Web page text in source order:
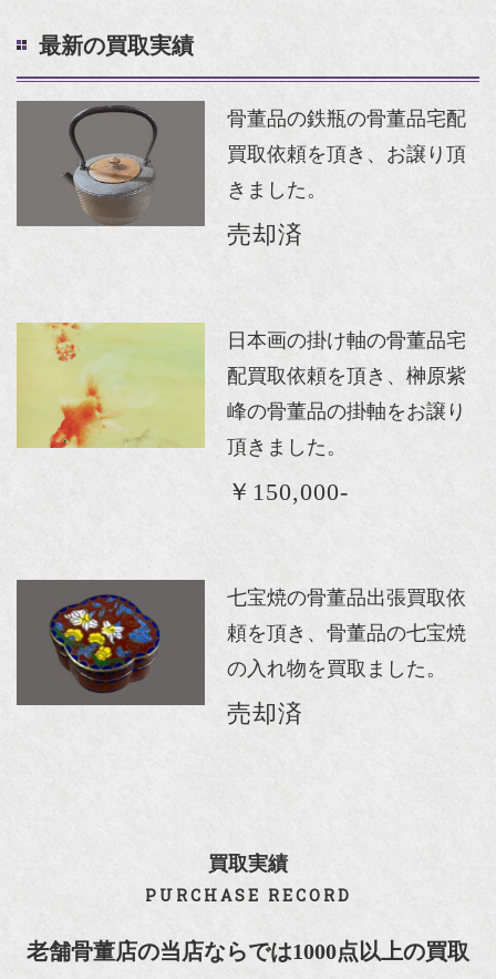
最新の買取実績
骨董品の鉄瓶の骨董品宅配
買取依頼を頂き、お譲り頂
きました。
売却済
日本画の掛け軸の骨董品宅
配買取依頼を頂き、榊原紫
峰の骨董品の掛軸をお譲り
頂きました。
￥150,000-
七宝焼の骨董品出張買取依
頼を頂き、骨董品の七宝焼
の入れ物を買取ました。
売却済
買取実績
PURCHASE RECORD
老舗骨董店の当店ならでは1000点以上の買取